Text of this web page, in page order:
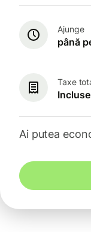
Ajunge
până
Taxe
Ai putea